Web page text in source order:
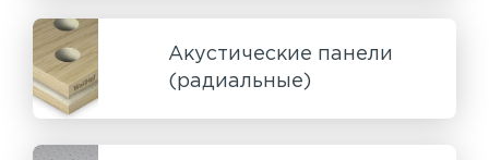
Акустические панели
(радиальные)